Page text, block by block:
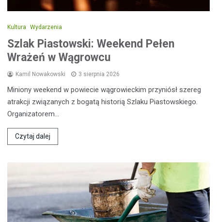
Kultura Wydarzenia
Szlak Piastowski: Weekend Pełen
Wrażeń w Wągrowcu
Kamil Nowakowski 3 sierpnia 2026
Miniony weekend w powiecie wągrowieckim przyniósł szereg
atrakcji związanych z bogatą historią Szlaku Piastowskiego.
Organizatorem…
Czytaj dalej